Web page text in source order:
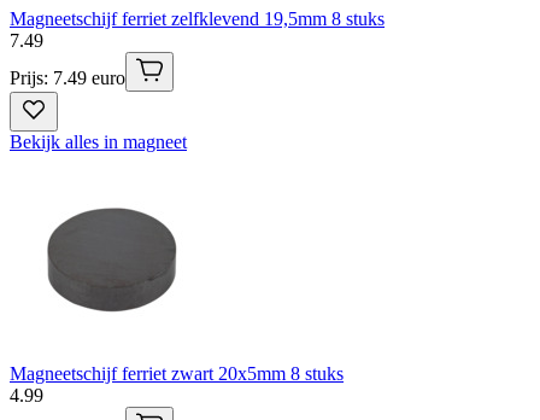
Magneetschijf ferriet zelfklevend 19,5mm 8 stuks
7.49
Prijs: 7.49 euro
Bekijk alles in magneet
Magneetschijf ferriet zwart 20x5mm 8 stuks
4.99